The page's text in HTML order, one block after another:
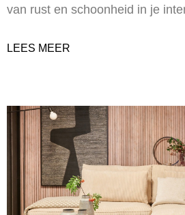
van rust en schoonheid in je
LEES MEER